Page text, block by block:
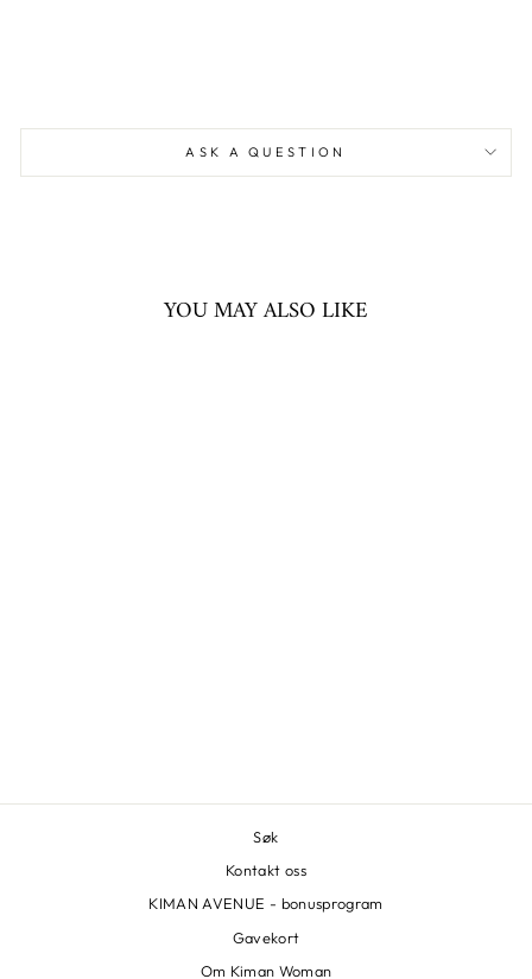
ASK A QUESTION
YOU MAY ALSO LIKE
Søk
Kontakt oss
KIMAN AVENUE - bonusprogram
Gavekort
Om Kiman Woman